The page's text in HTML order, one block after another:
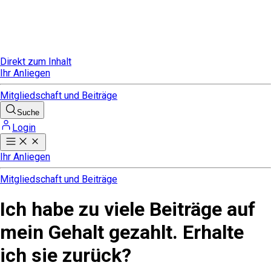
Direkt zum Inhalt
Ihr Anliegen
Mitgliedschaft und Beiträge
Suche
Login
Ihr Anliegen
Mitgliedschaft und Beiträge
Ich habe zu viele Beiträge auf
mein Gehalt gezahlt. Erhalte
ich sie zurück?